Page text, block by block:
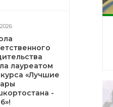
лауреатом
«Лучшие
-